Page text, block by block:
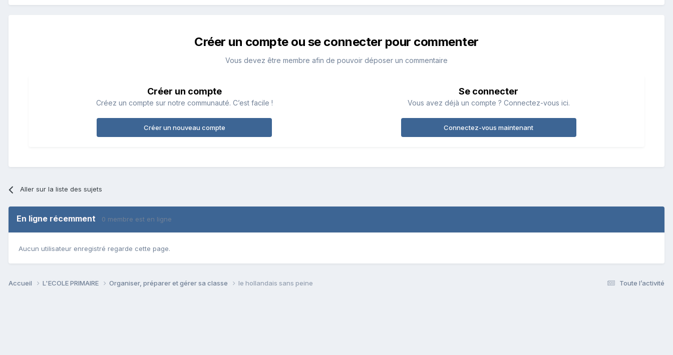
Créer un compte ou se connecter pour commenter
Vous devez être membre afin de pouvoir déposer un commentaire
Créer un compte
Créez un compte sur notre communauté. C’est facile !
Créer un nouveau compte
Se connecter
Vous avez déjà un compte ? Connectez-vous ici.
Connectez-vous maintenant
Aller sur la liste des sujets
En ligne récemment 0 membre est en ligne
Aucun utilisateur enregistré regarde cette page.
Toute l’activité
Accueil L'ECOLE PRIMAIRE Organiser, préparer et gérer sa classe le hollandais sans peine